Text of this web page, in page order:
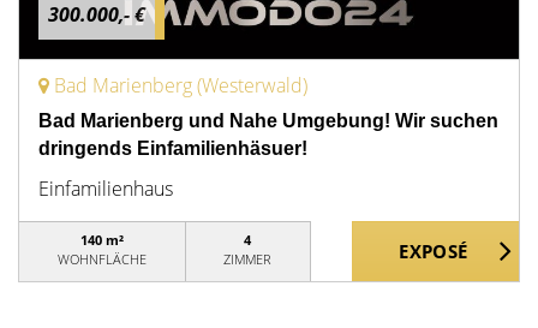
300.000,- €
Bad Marienberg (Westerwald)
Bad Marienberg und Nahe Umgebung! Wir suchen
dringends Einfamilienhäsuer!
Einfamilienhaus
140 m²
WOHNFLÄCHE
4
ZIMMER